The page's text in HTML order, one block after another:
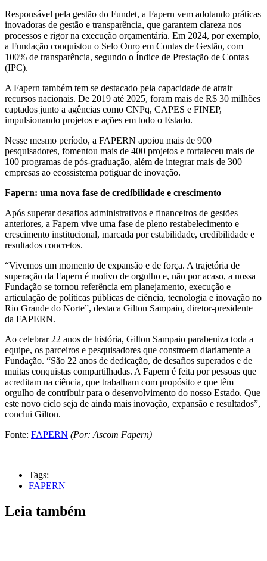
Responsável pela gestão do Fundet, a Fapern vem adotando práticas
inovadoras de gestão e transparência, que garantem clareza nos
processos e rigor na execução orçamentária. Em 2024, por exemplo,
a Fundação conquistou o Selo Ouro em Contas de Gestão, com
100% de transparência, segundo o Índice de Prestação de Contas
(IPC).
A Fapern também tem se destacado pela capacidade de atrair
recursos nacionais. De 2019 até 2025, foram mais de R$ 30 milhões
captados junto a agências como CNPq, CAPES e FINEP,
impulsionando projetos e ações em todo o Estado.
Nesse mesmo período, a FAPERN apoiou mais de 900
pesquisadores, fomentou mais de 400 projetos e fortaleceu mais de
100 programas de pós-graduação, além de integrar mais de 300
empresas ao ecossistema potiguar de inovação.
Fapern: uma nova fase de credibilidade e crescimento
Após superar desafios administrativos e financeiros de gestões
anteriores, a Fapern vive uma fase de pleno restabelecimento e
crescimento institucional, marcada por estabilidade, credibilidade e
resultados concretos.
“Vivemos um momento de expansão e de força. A trajetória de
superação da Fapern é motivo de orgulho e, não por acaso, a nossa
Fundação se tornou referência em planejamento, execução e
articulação de políticas públicas de ciência, tecnologia e inovação no
Rio Grande do Norte”, destaca Gilton Sampaio, diretor-presidente
da FAPERN.
Ao celebrar 22 anos de história, Gilton Sampaio parabeniza toda a
equipe, os parceiros e pesquisadores que constroem diariamente a
Fundação. “São 22 anos de dedicação, de desafios superados e de
muitas conquistas compartilhadas. A Fapern é feita por pessoas que
acreditam na ciência, que trabalham com propósito e que têm
orgulho de contribuir para o desenvolvimento do nosso Estado. Que
este novo ciclo seja de ainda mais inovação, expansão e resultados”,
conclui Gilton.
Fonte: FAPERN (Por: Ascom Fapern)
Tags:
FAPERN
Leia também